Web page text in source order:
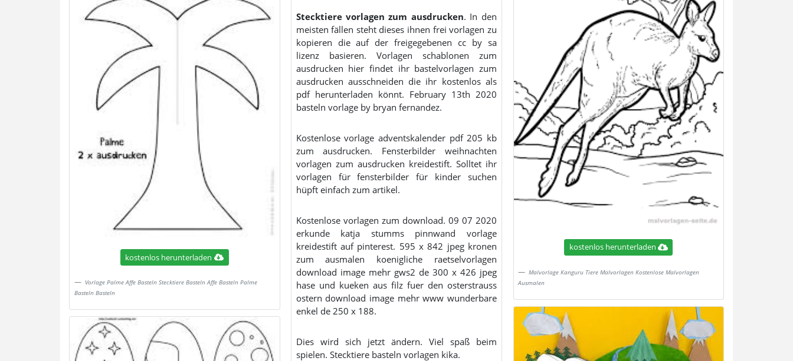
kostenlos herunterladen
Vorlage Palme Affe Basteln Stecktiere Basteln Affe Basteln Palme
Basteln Basteln
Stecktiere vorlagen zum ausdrucken. In den
meisten fällen steht dieses ihnen frei vorlagen zu
kopieren die auf der freigegebenen cc by sa
lizenz basieren. Vorlagen schablonen zum
ausdrucken hier findet ihr bastelvorlagen zum
ausdrucken ausschneiden die ihr kostenlos als
pdf herunterladen könnt. February 13th 2020
basteln vorlage by bryan fernandez.
Kostenlose vorlage adventskalender pdf 205 kb
zum ausdrucken. Fensterbilder weihnachten
vorlagen zum ausdrucken kreidestift. Solltet ihr
vorlagen für fensterbilder für kinder suchen
hüpft einfach zum artikel.
Kostenlose vorlagen zum download. 09 07 2020
erkunde katja stumms pinnwand vorlage
kreidestift auf pinterest. 595 x 842 jpeg kronen
zum ausmalen koenigliche raetselvorlagen
download image mehr gws2 de 300 x 426 jpeg
hase und kueken aus filz fuer den osterstrauss
ostern download image mehr www wunderbare
enkel de 250 x 188.
Dies wird sich jetzt ändern. Viel spaß beim
spielen. Stecktiere basteln vorlagen kika.
kostenlos herunterladen
Malvorlage Kanguru Tiere Malvorlagen Kostenlose Malvorlagen
Ausmalen